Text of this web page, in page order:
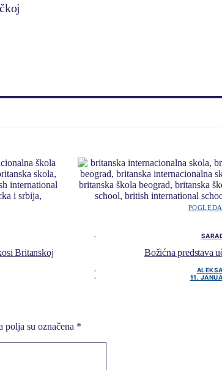
Britanskoj
Božićna predstava
11.
polja su označena *